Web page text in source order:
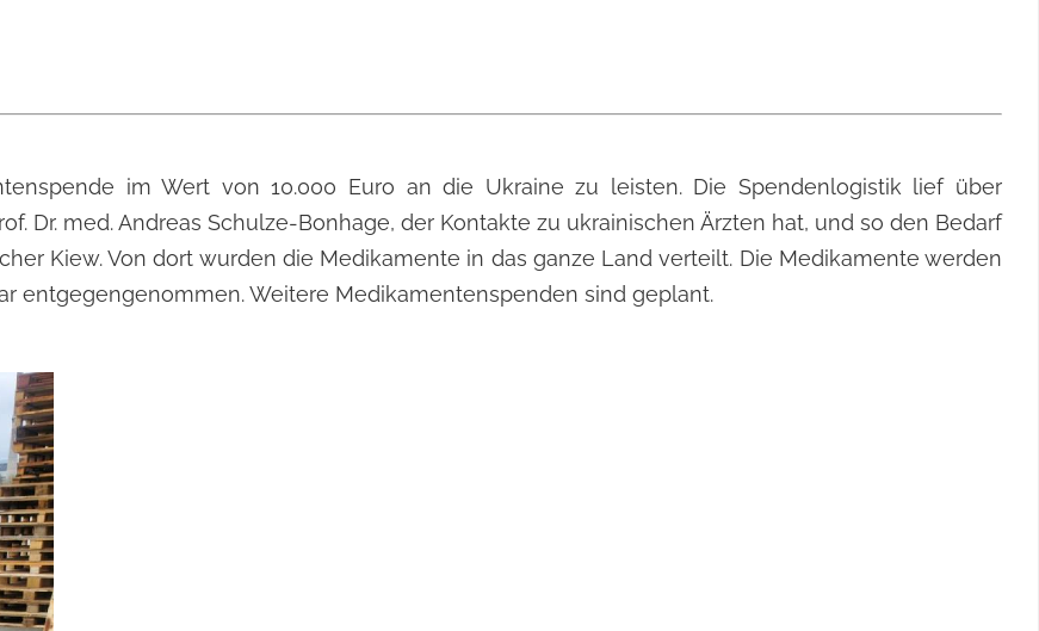
im Wert von 10.000 Euro an die Ukraine zu leisten. Die Spendenlogistik lief über
Dr. med. Andreas Schulze-Bonhage, der Kontakte zu ukrainischen Ärzten hat, und so den Bedarf
Kiew. Von dort wurden die Medikamente in das ganze Land verteilt. Die Medikamente werden
entgegengenommen. Weitere Medikamentenspenden sind geplant.